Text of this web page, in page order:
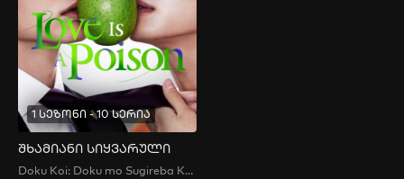
1 სეზონი - 10 სერია
შხამიანი სიყვარული
Doku Koi: Doku mo Sugireba Koi to Naru / Love Is Like a Poison , Love Is a Poison